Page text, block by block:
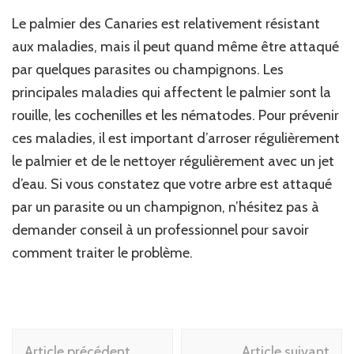
Le palmier des Canaries est relativement résistant
aux maladies, mais il peut quand même être attaqué
par quelques parasites ou champignons. Les
principales maladies qui affectent le palmier sont la
rouille, les cochenilles et les nématodes. Pour prévenir
ces maladies, il est important d’arroser régulièrement
le palmier et de le nettoyer régulièrement avec un jet
d’eau. Si vous constatez que votre arbre est attaqué
par un parasite ou un champignon, n’hésitez pas à
demander conseil à un professionnel pour savoir
comment traiter le problème.
Navigation